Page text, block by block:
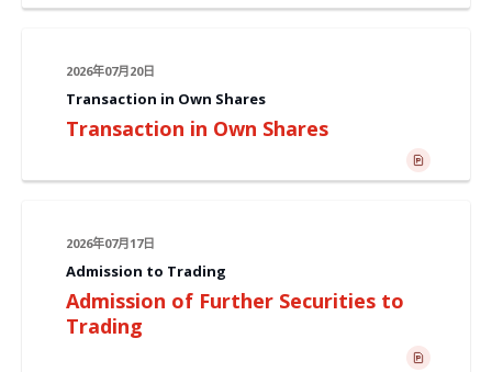
2026年07月20日
Transaction in Own Shares
Transaction in Own Shares
2026年07月17日
Admission to Trading
Admission of Further Securities to
Trading